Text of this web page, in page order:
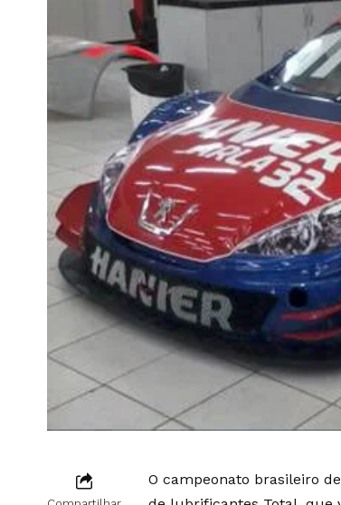
O campeonato brasileiro